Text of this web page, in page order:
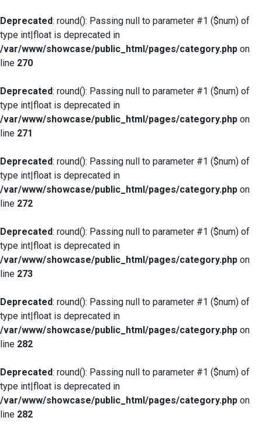
Deprecated: round(): Passing null to parameter #1 ($num) of
type int|float is deprecated in
/var/www/showcase/public_html/pages/category.php on
line 270
Deprecated: round(): Passing null to parameter #1 ($num) of
type int|float is deprecated in
/var/www/showcase/public_html/pages/category.php on
line 271
Deprecated: round(): Passing null to parameter #1 ($num) of
type int|float is deprecated in
/var/www/showcase/public_html/pages/category.php on
line 272
Deprecated: round(): Passing null to parameter #1 ($num) of
type int|float is deprecated in
/var/www/showcase/public_html/pages/category.php on
line 273
Deprecated: round(): Passing null to parameter #1 ($num) of
type int|float is deprecated in
/var/www/showcase/public_html/pages/category.php on
line 282
Deprecated: round(): Passing null to parameter #1 ($num) of
type int|float is deprecated in
/var/www/showcase/public_html/pages/category.php on
line 282